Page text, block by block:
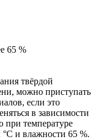
65 %
твёрдой
можно приступать
если это
в зависимости
при температуре
и влажности 65 %.